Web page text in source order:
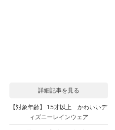
詳細記事を見る
【対象年齢】 15才以上 かわいいデ
ィズニーレインウェア